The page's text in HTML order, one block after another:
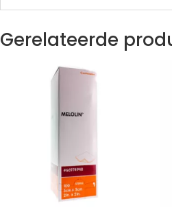
Gerelateerde